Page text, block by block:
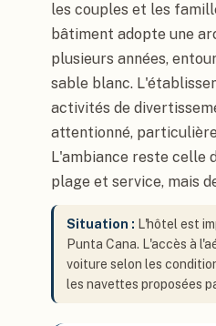
les couples et les
bâtiment adopte une
plusieurs années,
sable blanc.
activités de
attentionné,
L'ambiance reste celle
plage et service, mais
Situation : L'hôtel est
Punta Cana. L'accès à
voiture selon les
les navettes proposées